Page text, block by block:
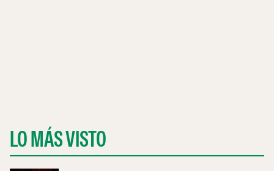
LO MÁS VISTO